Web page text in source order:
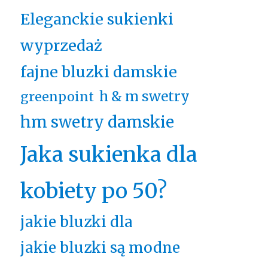
Eleganckie sukienki
wyprzedaż
fajne bluzki damskie
greenpoint h & m swetry
hm swetry damskie
Jaka sukienka dla
kobiety po 50?
jakie bluzki dla
jakie bluzki są modne